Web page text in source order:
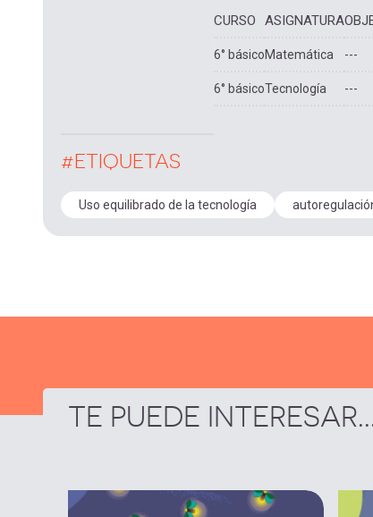
CURSO ASIGNATURA
6° básicoMatemática ---
6° básicoTecnología ---
#ETIQUETAS
Uso equilibrado de la tecnología
TE PUEDE